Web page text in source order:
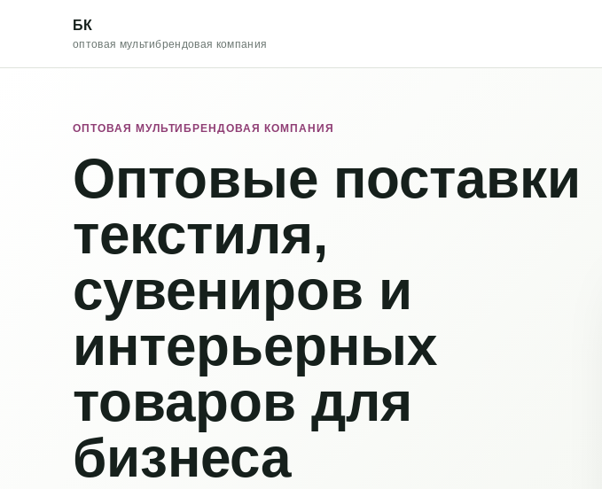
БК
оптовая мультибрендовая компания
ОПТОВАЯ МУЛЬТИБРЕНДОВАЯ КОМПАНИЯ
Оптовые поставки
текстиля,
сувениров и
интерьерных
товаров для
бизнеса